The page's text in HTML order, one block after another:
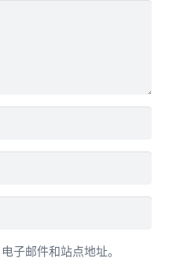
子邮件和站点地址。